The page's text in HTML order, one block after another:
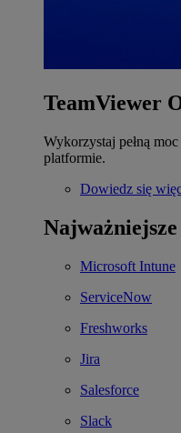
TeamViewer
Wykorzystaj pełną
platformie.
Dowiedz się
Microsoft Intune
ServiceNow
Freshworks
Jira
Salesforce
Slack